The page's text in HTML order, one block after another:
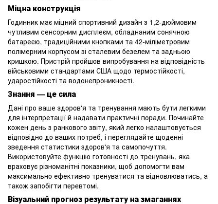
Міцна конструкція
Годинник має міцний спортивний дизайн з 1,2-дюймовим
чутливим сенсорним дисплеєм, обладнаним сонячною
батареєю, традиційними кнопками та 42-міліметровим
полімерним корпусом зі сталевим безелем та задньою
кришкою. Пристрій пройшов випробування на відповідність
військовими стандартами США щодо термостійкості,
ударостійкості та водонепроникності.
Знання — це сила
Дані про ваше здоров'я та тренування мають бути легкими
для інтерпретації й надавати практичні поради. Починайте
кожен день з ранкового звіту, який легко налаштовується
відповідно до ваших потреб, і переглядайте щоденні
зведення статистики здоров'я та самопочуття.
Використовуйте функцію готовності до тренувань, яка
враховує різноманітні показники, щоб допомогти вам
максимально ефективно тренуватися та відновлюватись, а
також запобігти перевтомі.
Візуальний прогноз результату на змаганнях